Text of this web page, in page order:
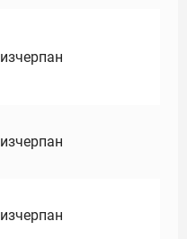
изчерпан
изчерпан
изчерпан